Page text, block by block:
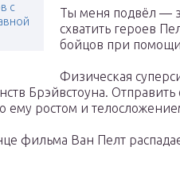
с
Ты меня подвёл —
схватить героев
бойцов при
Физическая
Брэйвстоуна.
ему ростом и
фильма Ван Пелт